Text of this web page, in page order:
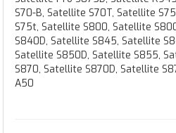
S70-B, Satellite S70T, Satellite
S75t, Satellite S800, Satellite
S840D, Satellite S845, Satellite
Satellite S850D, Satellite S855,
S870, Satellite S870D, Satellite
A50